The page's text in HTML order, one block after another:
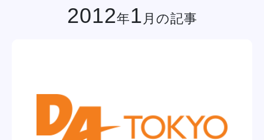
2012年1 月の記事
学校紹介
学科・専攻